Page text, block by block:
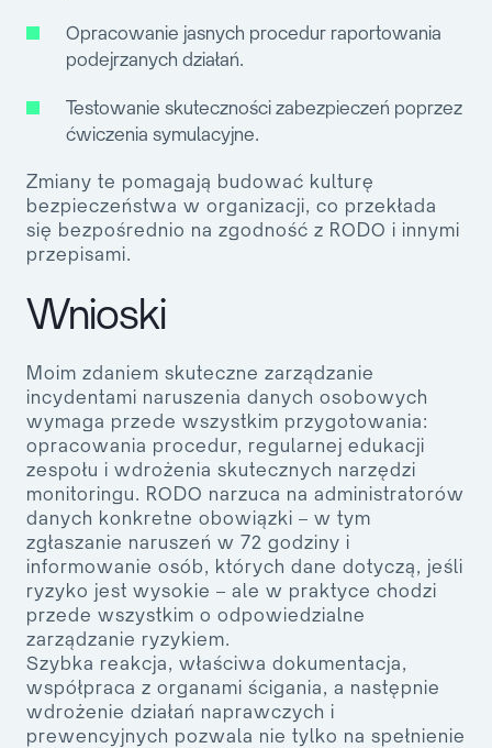
Opracowanie jasnych procedur raportowania
podejrzanych działań.
Testowanie skuteczności zabezpieczeń poprzez
ćwiczenia symulacyjne.
Zmiany te pomagają budować kulturę
bezpieczeństwa w organizacji, co przekłada
się bezpośrednio na zgodność z RODO i innymi
przepisami.
Wnioski
Moim zdaniem skuteczne zarządzanie
incydentami naruszenia danych osobowych
wymaga przede wszystkim przygotowania:
opracowania procedur, regularnej edukacji
zespołu i wdrożenia skutecznych narzędzi
monitoringu. RODO narzuca na administratorów
danych konkretne obowiązki – w tym
zgłaszanie naruszeń w 72 godziny i
informowanie osób, których dane dotyczą, jeśli
ryzyko jest wysokie – ale w praktyce chodzi
przede wszystkim o odpowiedzialne
zarządzanie ryzykiem.
Szybka reakcja, właściwa dokumentacja,
współpraca z organami ścigania, a następnie
wdrożenie działań naprawczych i
prewencyjnych pozwala nie tylko na spełnienie